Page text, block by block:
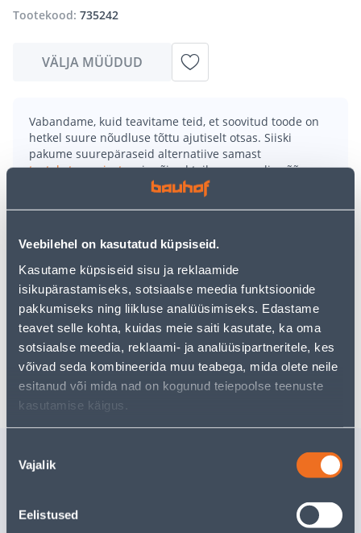
Veebilehel on kasutatud küpsiseid.
Kasutame küpsiseid sisu ja reklaamide
isikupärastamiseks, sotsiaalse meedia funktsioonide
pakkumiseks ning liikluse analüüsimiseks. Edastame
teavet selle kohta, kuidas meie saiti kasutate, ka oma
sotsiaalse meedia, reklaami- ja analüüsipartneritele, kes
võivad seda kombineerida muu teabega, mida olete neile
esitanud või mida nad on kogunud teiepoolse teenuste
kasutamise käigus.
valik
Vajalik
Eelistused
Tootekood: 735242
VÄLJA MÜÜDUD
Vabandame, kuid teavitame teid, et soovitud toode on
hetkel suure nõudluse tõttu ajutiselt otsas. Siiski
pakume suurepäraseid alternatiive samast
tootekategooriast, mis võivad teile sama palju rõõmu
Teie ostlemisrõõm ei pea aga siin lõppema - oma
veelgi meelepärasemad valikuid. Head ostlemist!
• Jääsulataja autoklaasile 400 ml.
• 14-päevane tagastusõigus.
Tarne pole võimalik
11
.99 €